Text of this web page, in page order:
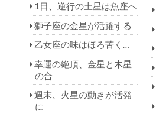
1日、逆行の土星は魚座へ
獅子座の金星が活躍する
乙女座の味はほろ苦く…
幸運の絶頂、金星と木星
の合
週末、火星の動きが活発
に